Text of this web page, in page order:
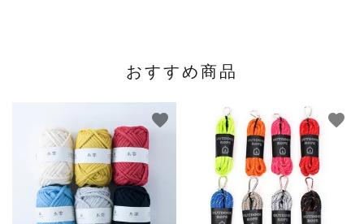
おすすめ商品
favorite favorite